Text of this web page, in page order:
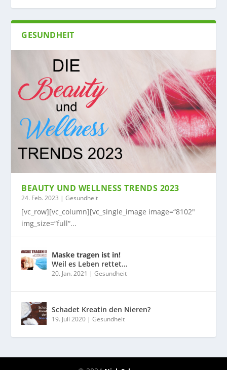
GESUNDHEIT
BEAUTY UND WELLNESS TRENDS 2023
24. Feb. 2023 |Gesundheit
[vc_row][vc_column][vc_single_image image=“8102″
img_size=“full“...
Maske tragen ist in!
Weil es Leben rettet…
20. Jan. 2021 |Gesundheit
Schadet Kreatin den Nieren?
19. Juli 2020 |Gesundheit